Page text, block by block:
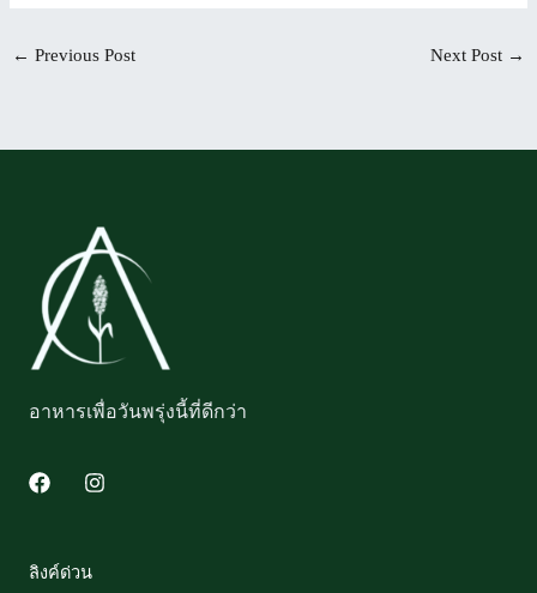
← Previous Post Next Post →
อาหารเพื่อวันพรุ่งนี้ที่ดีกว่า
F
b
I
ลิงค์ด่วน